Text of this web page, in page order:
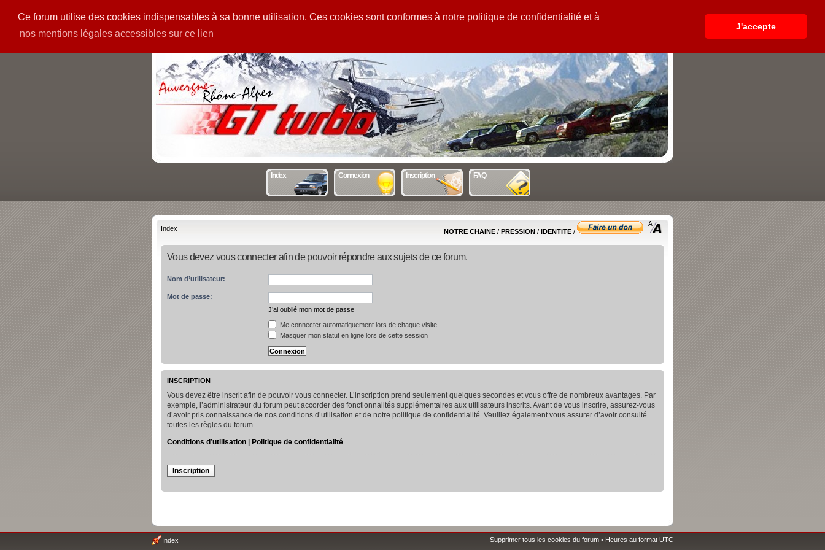
Ce forum utilise des cookies indispensables à sa bonne utilisation. Ces cookies sont conformes à notre politique de confidentialité et à
nos mentions légales accessibles sur ce lien
J'accepte
PIECES
Index Connexion Inscription FAQ
Index NOTRE CHAINE / PRESSION / IDENTITE /
Vous devez vous connecter afin de pouvoir répondre aux sujets de ce forum.
Nom d’utilisateur:
Mot de passe:
J’ai oublié mon mot de passe
Me connecter automatiquement lors de chaque visite
Masquer mon statut en ligne lors de cette session
INSCRIPTION
Vous devez être inscrit afin de pouvoir vous connecter. L’inscription prend seulement quelques secondes et vous offre de nombreux avantages. Par
exemple, l’administrateur du forum peut accorder des fonctionnalités supplémentaires aux utilisateurs inscrits. Avant de vous inscrire, assurez-vous
d’avoir pris connaissance de nos conditions d’utilisation et de notre politique de confidentialité. Veuillez également vous assurer d’avoir consulté
toutes les règles du forum.
Conditions d’utilisation | Politique de confidentialité
Inscription
Index Supprimer tous les cookies du forum • Heures au format UTC